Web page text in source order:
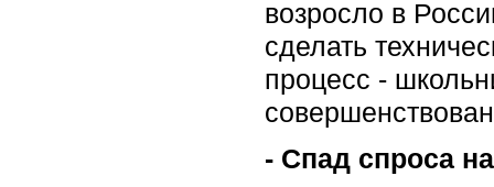
возросло в
сделать
процесс -
- Спад спроса